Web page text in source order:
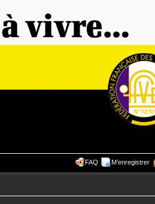
FAQ M’enregistrer